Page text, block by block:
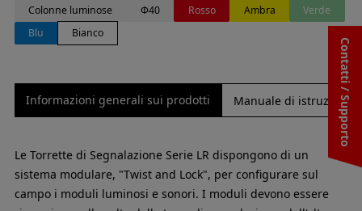
Contatti / Supporto
Colonne luminose Φ40 Rosso Ambra
Verde
Blu
Bianco
Informazioni generali sui prodotti Manuale di istruzioni/
Le Torrette di Segnalazione Serie LR dispongono di un
sistema modulare, "Twist and Lock", per configurare sul
campo i moduli luminosi e sonori. I moduli devono essere